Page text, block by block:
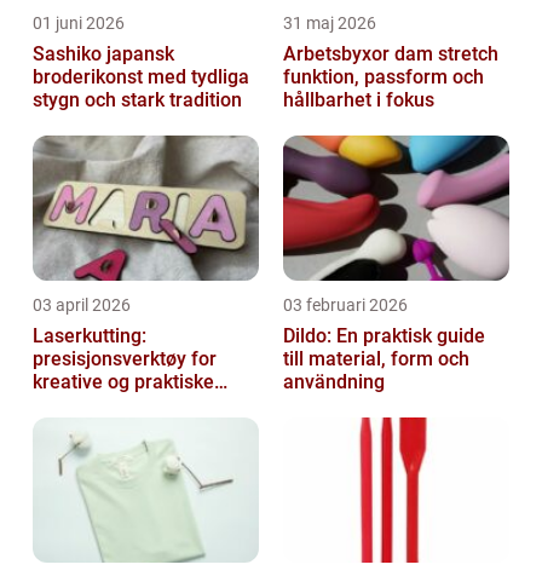
01 juni 2026
Sashiko japansk
broderikonst med tydliga
stygn och stark tradition
31 maj 2026
Arbetsbyxor dam stretch
funktion, passform och
hållbarhet i fokus
03 april 2026
Laserkutting:
presisjonsverktøy for
kreative og praktiske
03 februari 2026
Dildo: En praktisk guide
till material, form och
användning